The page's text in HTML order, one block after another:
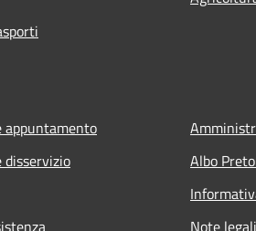
appuntamento
disservizio
Albo
Note legali